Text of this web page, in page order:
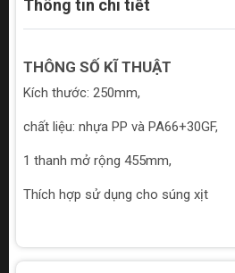
Thông tin chi tiết
THÔNG SỐ KĨ THUẬT
Kích thước: 250mm,
chất liệu: nhựa PP và PA66+30GF,
1 thanh mở rộng 455mm,
Thích hợp sử dụng cho súng xịt